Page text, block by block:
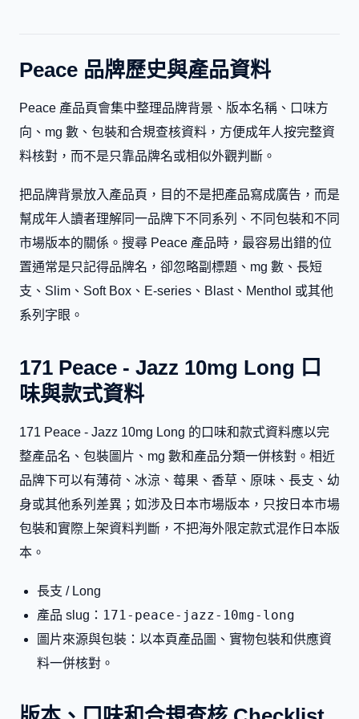
Peace 品牌歷史與產品資料
Peace 產品頁會集中整理品牌背景、版本名稱、口味方
向、mg 數、包裝和合規查核資料，方便成年人按完整資
料核對，而不是只靠品牌名或相似外觀判斷。
把品牌背景放入產品頁，目的不是把產品寫成廣告，而是
幫成年人讀者理解同一品牌下不同系列、不同包裝和不同
市場版本的關係。搜尋 Peace 產品時，最容易出錯的位
置通常是只記得品牌名，卻忽略副標題、mg 數、長短
支、Slim、Soft Box、E-series、Blast、Menthol 或其他
系列字眼。
171 Peace - Jazz 10mg Long 口
味與款式資料
171 Peace - Jazz 10mg Long 的口味和款式資料應以完
整產品名、包裝圖片、mg 數和產品分類一併核對。相近
品牌下可以有薄荷、冰涼、莓果、香草、原味、長支、幼
身或其他系列差異；如涉及日本市場版本，只按日本市場
包裝和實際上架資料判斷，不把海外限定款式混作日本版
本。
長支 / Long
產品 slug： 171-peace-jazz-10mg-long
圖片來源與包裝：以本頁產品圖、實物包裝和供應資
料一併核對。